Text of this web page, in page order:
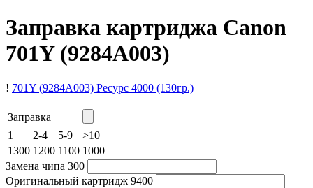
Заправка картриджа Canon
701Y (9284A003)
! 701Y (9284A003) Ресурс 4000 (130гр.)
Заправка
1
2-4 5-9
>10
1300 1200 1100 1000
Замена чипа 300
Оригинальный картридж 9400